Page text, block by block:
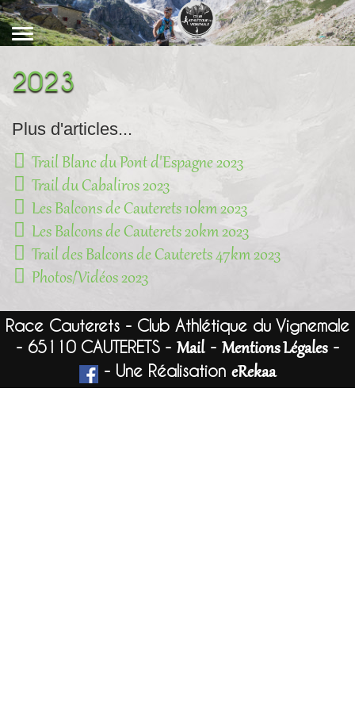
2023
Plus d'articles...
Trail Blanc du Pont d'Espagne 2023
Trail du Cabaliros 2023
Les Balcons de Cauterets 10km 2023
Les Balcons de Cauterets 20km 2023
Trail des Balcons de Cauterets 47km 2023
Photos/Vidéos 2023
Race Cauterets - Club Athlétique du Vignemale
- 65110 CAUTERETS - Mail- Mentions Légales-
- Une Réalisation eRekaa